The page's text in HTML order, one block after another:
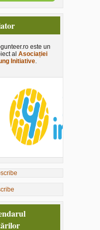
este un
al Asociației
Initiative.